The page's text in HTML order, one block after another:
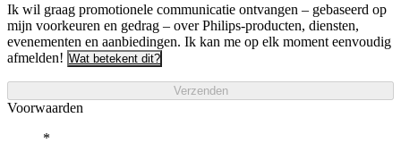
Ik wil graag promotionele communicatie ontvangen – gebaseerd op
mijn voorkeuren en gedrag – over Philips-producten, diensten,
evenementen en aanbiedingen. Ik kan me op elk moment eenvoudig
afmelden! Wat betekent dit?
Verzenden
Voorwaarden